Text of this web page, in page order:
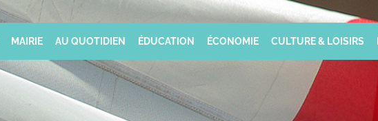
MAIRIE AU QUOTIDIEN ÉDUCATION ÉCONOMIE CULTURE & LOISIRS